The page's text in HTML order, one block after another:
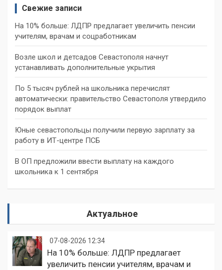
Свежие записи
На 10% больше: ЛДПР предлагает увеличить пенсии
учителям, врачам и соцработникам
Возле школ и детсадов Севастополя начнут
устанавливать дополнительные укрытия
По 5 тысяч рублей на школьника перечислят
автоматически: правительство Севастополя утвердило
порядок выплат
Юные севастопольцы получили первую зарплату за
работу в ИТ-центре ПСБ
В ОП предложили ввести выплату на каждого
школьника к 1 сентября
Актуальное
07-08-2026 12:34
На 10% больше: ЛДПР предлагает
увеличить пенсии учителям, врачам и